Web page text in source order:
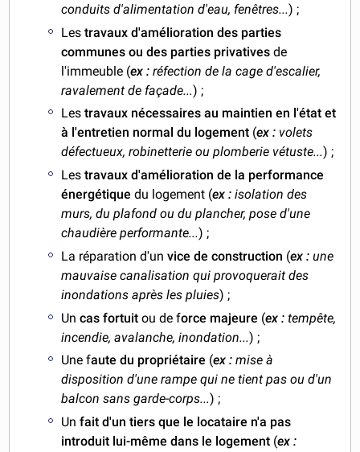
conduits d'alimentation d'eau, fenêtres...) ;
Lestravaux d'amélioration des parties
communes ou des parties privativesde
l'immeuble (ex : réfection de la cage d'escalier,
ravalement de façade...) ;
Lestravaux nécessaires au maintien en l'état et
à l'entretien normal du logement (ex : volets
défectueux, robinetterie ou plomberie vétuste...) ;
Les travaux d'amélioration de la performance
énergétique du logement (ex : isolation des
murs, du plafond ou du plancher, pose d'une
chaudière performante...) ;
La réparation d'un vice de construction (ex :une
mauvaise canalisation qui provoquerait des
inondations après les pluies) ;
Uncas fortuit ou de force majeure (ex : tempête,
incendie, avalanche, inondation...) ;
Une faute du propriétaire (ex :mise à
disposition d'une rampe qui ne tient pas ou d'un
balcon sans garde-corps...) ;
Unfait d'un tiers que le locataire n'a pas
introduit lui-même dans le logement (ex :